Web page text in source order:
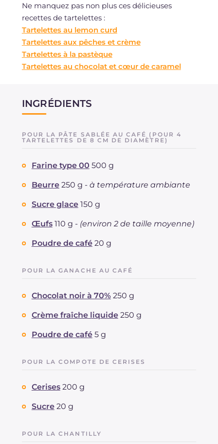
Ne manquez pas non plus ces délicieuses
recettes de tartelettes :
Tartelettes au lemon curd
Tartelettes aux pêches et crème
Tartelettes à la pastèque
Tartelettes au chocolat et cœur de caramel
INGRÉDIENTS
POUR LA PÂTE SABLÉE AU CAFÉ (POUR 4
TARTELETTES DE 8 CM DE DIAMÈTRE)
Farine type 00 500 g
Beurre 250 g - à température ambiante
Sucre glace 150 g
Œufs 110 g - (environ 2 de taille moyenne)
Poudre de café 20 g
POUR LA GANACHE AU CAFÉ
Chocolat noir à 70% 250 g
Crème fraîche liquide 250 g
Poudre de café 5 g
POUR LA COMPOTE DE CERISES
Cerises 200 g
Sucre 20 g
POUR LA CHANTILLY